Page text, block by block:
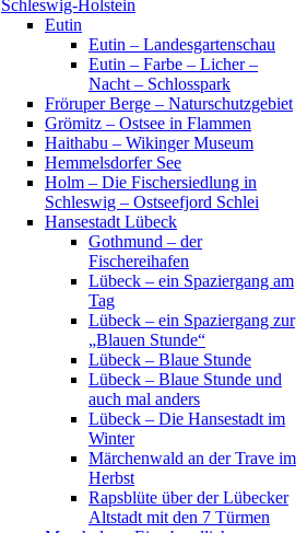
Schleswig-Holstein
Eutin
Eutin – Landesgartenschau
Eutin – Farbe – Licher –
Nacht – Schlosspark
Fröruper Berge – Naturschutzgebiet
Grömitz – Ostsee in Flammen
Haithabu – Wikinger Museum
Hemmelsdorfer See
Holm – Die Fischersiedlung in
Schleswig – Ostseefjord Schlei
Hansestadt Lübeck
Gothmund – der
Fischereihafen
Lübeck – ein Spaziergang am
Tag
Lübeck – ein Spaziergang zur
„Blauen Stunde“
Lübeck – Blaue Stunde
Lübeck – Blaue Stunde und
auch mal anders
Lübeck – Die Hansestadt im
Winter
Märchenwald an der Trave im
Herbst
Rapsblüte über der Lübecker
Altstadt mit den 7 Türmen